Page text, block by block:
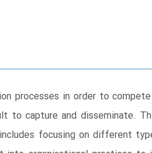
processes in order to
to capture and disseminate.
focusing on different